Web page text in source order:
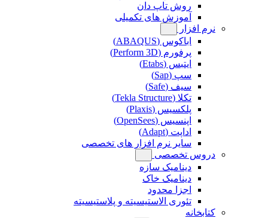
روش تاپ دان
آموزش های تکمیلی
نرم افزار
اباکوس (ABAQUS)
پرفورم (Perform 3D)
ایتبس (Etabs)
سپ (Sap)
سیف (Safe)
تکلا (Tekla Structure)
پلکسیس (Plaxis)
اپنسیس (OpenSees)
اداپت (Adapt)
سایر نرم افزار های تخصصی
دروس تخصصی
دینامیک سازه
دینامیک خاک
اجزا محدود
تئوری الاستیسیته و پلاستیسیته
کتابخانه